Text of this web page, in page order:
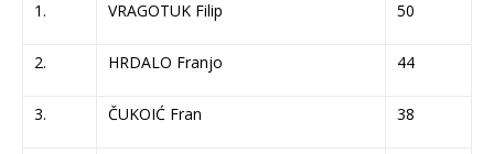
1. VRAGOTUK Filip 50
2. HRDALO Franjo 44
3. ČUKOIĆ Fran 38